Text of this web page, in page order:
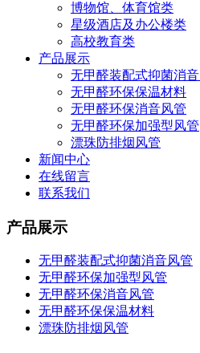
博物馆、体育馆类
星级酒店及办公楼类
高校教育类
产品展示
无甲醛装配式抑菌消
无甲醛环保保温材料
无甲醛环保消音风管
无甲醛环保加强型风管
漂珠防排烟风管
新闻中心
在线留言
联系我们
产品展示
无甲醛装配式抑菌消音风管
无甲醛环保加强型风管
无甲醛环保消音风管
无甲醛环保保温材料
漂珠防排烟风管